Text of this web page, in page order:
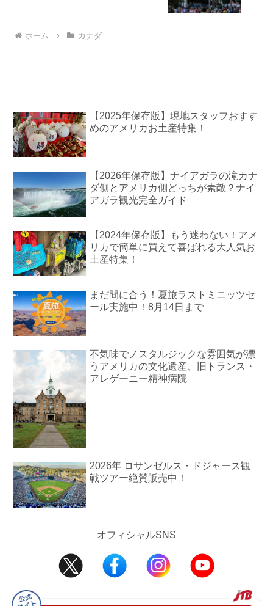
ホーム カナダ
【2025年保存版】現地スタッフおすす
めのアメリカお土産特集！
【2026年保存版】ナイアガラの滝カナ
ダ側とアメリカ側どっちが素敵？ナイ
アガラ観光完全ガイド
【2024年保存版】もう迷わない！アメ
リカで簡単に買えて喜ばれる大人気お
土産特集！
まだ間に合う！夏旅ラストミニッツセ
ール実施中！8月14日まで
不気味でノスタルジックな雰囲気が漂
うアメリカの文化遺産、旧トランス・
アレゲーニー精神病院
2026年 ロサンゼルス・ドジャース観
戦ツアー絶賛販売中！
オフィシャルSNS